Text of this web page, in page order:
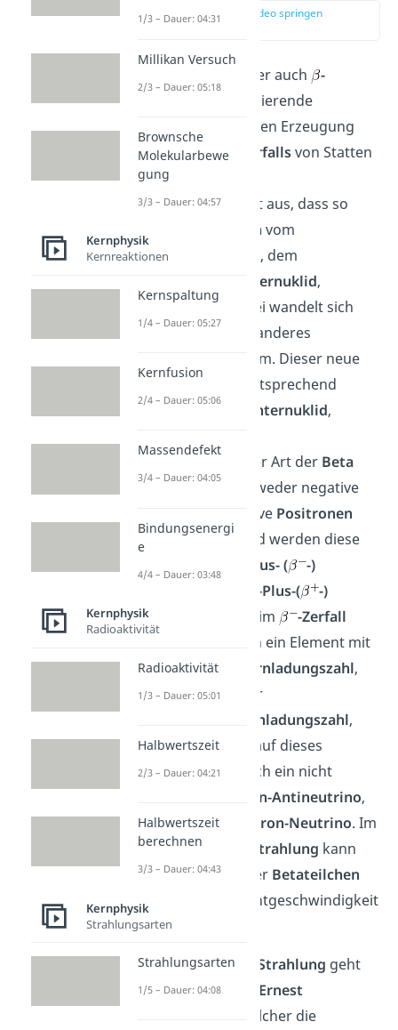
zur Stelle im Video springen
(00:09)
oder auch
-
Strahlung
ist eine ionisierende
Teilchenstrahlung
, deren Erzeugung
während einesBetazerfallsvon Statten
geht. Die Bezeichnung
Teilchenstrahlung
sagt aus, dass so
Betateilchen vom
strahlenden
, dem
Mutternuklid,
emittiert werden. Dabei wandelt sich
Mutterkernin ein anderes
um. Dieser neue
Atomkernwird dementsprechend
Tochterkern, oder Tochternuklid,
In Abhängigkeit von der Art der Beta
Strahlungwerden entweder negative
oder positive Positronen
emittiert. Entsprechend werden diese
Beta-Minus- (
-)
Beta-Plus-(
-)
Strahlung
genannt. Beim
-Zerfall
in ein Element mit
der nächsthöheren
Kernladungszahl,
beim
-Zerfallmit der
Kernladungszahl,
umgewandelt. Im Verlauf dieses
Prozesses entsteht auch ein nicht
Elektron-Antineutrino,
beziehungsweise
Elektron-Neutrino. Im
Gegensatz zur
Alpha Strahlung kann
die Geschwindigkeit der Betateilchen
von Null bis zu fast Lichtgeschwindigkeit
reichen.
Die BezeichnungBeta Strahlung geht
auf den Atomphysiker Ernest
zurück, welcher die
1/3 – Dauer: 04:31
Millikan Versuch
2/3 – Dauer: 05:18
Brownsche
Molekularbewe
gung
3/3 – Dauer: 04:57
Kernphysik
Kernreaktionen
Kernspaltung
1/4 – Dauer: 05:27
Kernfusion
2/4 – Dauer: 05:06
Massendefekt
3/4 – Dauer: 04:05
Bindungsenergi
e
4/4 – Dauer: 03:48
Kernphysik
Radioaktivität
Radioaktivität
1/3 – Dauer: 05:01
Halbwertszeit
2/3 – Dauer: 04:21
Halbwertszeit
berechnen
3/3 – Dauer: 04:43
Kernphysik
Strahlungsarten
Strahlungsarten
1/5 – Dauer: 04:08